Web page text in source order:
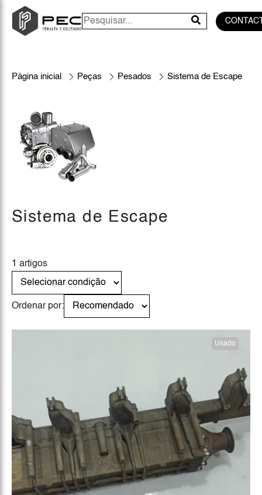
Página inicial Peças Pesados Sistema de Escape
Sistema de Escape
1 artigos
Ordenar por:
Usado